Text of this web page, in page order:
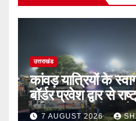
उत्तराखंड
कांवड़ यात्रियों के
बॉर्डर प्रवेश द्वार से
गई रंगीन एलईडी लाइटें
7 AUGUST 2026